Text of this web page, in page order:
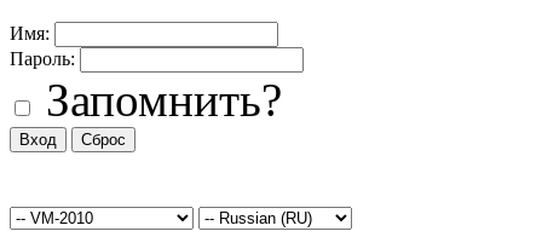
Имя:
Пароль:
Запомнить?